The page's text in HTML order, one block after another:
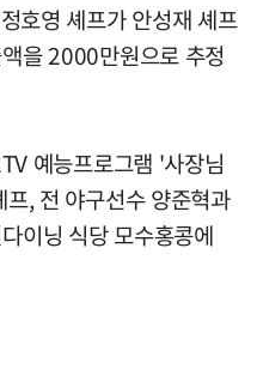
호영 셰프가 안성재 셰프
을 2000만원으로 추정
예능프로그램 '사장님
, 전 야구선수 양준혁과
이닝 식당 모수홍콩에